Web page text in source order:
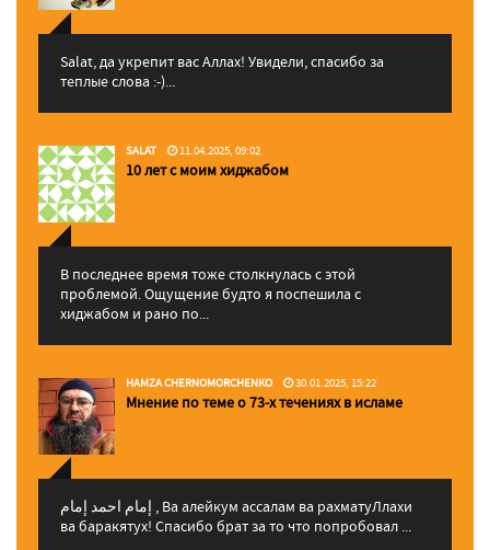
Salat, да укрепит вас Аллаx! Увидели, спасибо за
теплые слова :-)...
SALAT 11.04.2025, 09:02
10 лет с моим хиджабом
В последнее время тоже столкнулась с этой
проблемой. Ощущение будто я поспешила с
хиджабом и рано по...
HAMZA CHERNOMORCHENKO 30.01.2025, 15:22
Мнение по теме о 73-х течениях в исламе
إمام احمد إمام , Ва алейкум ассалам ва рахматуЛлахи
ва баракятух! Спасибо брат за то что попробовал ...